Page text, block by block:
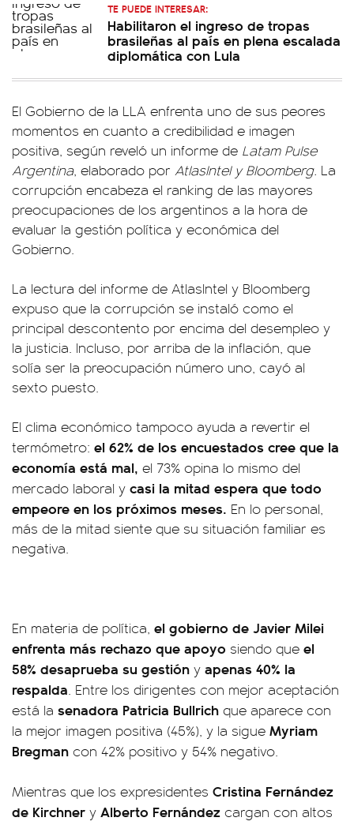
TE PUEDE INTERESAR:
Habilitaron el ingreso de tropas
brasileñas al país en plena escalada
diplomática con Lula
El Gobierno de la LLA enfrenta uno de sus peores
momentos en cuanto a credibilidad e imagen
positiva, según reveló un informe de Latam Pulse
Argentina, elaborado por AtlasIntel y Bloomberg. La
corrupción encabeza el ranking de las mayores
preocupaciones de los argentinos a la hora de
evaluar la gestión política y económica del
Gobierno.
La lectura del informe de AtlasIntel y Bloomberg
expuso que la corrupción se instaló como el
principal descontento por encima del desempleo y
la justicia. Incluso, por arriba de la inflación, que
solía ser la preocupación número uno, cayó al
sexto puesto.
El clima económico tampoco ayuda a revertir el
termómetro: el 62% de los encuestados cree que la
economía está mal, el 73% opina lo mismo del
mercado laboral y casi la mitad espera que todo
empeore en los próximos meses. En lo personal,
más de la mitad siente que su situación familiar es
negativa.
En materia de política, el gobierno de Javier Milei
enfrenta más rechazo que apoyo siendo que el
58% desaprueba su gestión y apenas 40% la
respalda. Entre los dirigentes con mejor aceptación
está la senadora Patricia Bullrich que aparece con
la mejor imagen positiva (45%), y la sigue Myriam
Bregman con 42% positivo y 54% negativo.
Mientras que los expresidentes Cristina Fernández
de Kirchner y Alberto Fernández cargan con altos